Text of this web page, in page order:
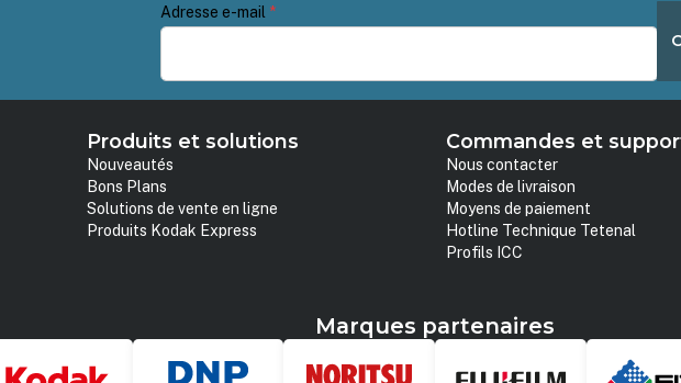
Adresse e-mail *
Produits et solutions
Nouveautés
Bons Plans
Solutions de vente en ligne
Produits Kodak Express
Commandes et
Nous contacter
Modes de livraison
Moyens de paiement
Hotline Technique Tetenal
Profils ICC
Marques partenaires